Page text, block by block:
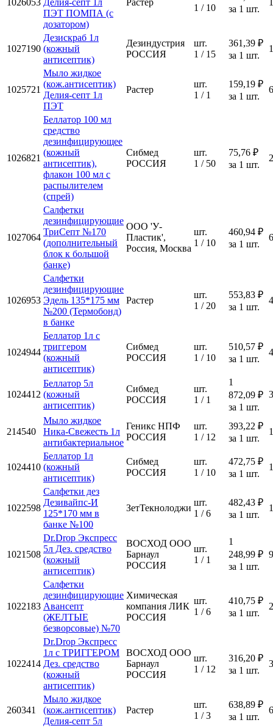
ПЭТ ПОМПА (с
дозатором)
1 / 10
за 1 шт.
1027190
Дезискраб 1л
(кожный
антисептик)
Дезиндустрия
РОССИЯ
шт.
1 / 15
361,39 ₽
за 1 шт.
1025721
Мыло жидкое
(кож.антисептик)
Делия-септ 1л
ПЭТ
Растер
шт.
1 / 1
159,19 ₽
за 1 шт.
1026821
Беллатор 100 мл
средство
дезинфицирующее
(кожный
антисептик),
флакон 100 мл с
распылителем
(спрей)
Сибмед
РОССИЯ
шт.
1 / 50
75,76 ₽
за 1 шт.
1027064
Салфетки
дезинфицирующие
ТриСепт №170
(дополнительный
блок к большой
банке)
ООО 'У-
Пластик',
Россия, Москва
шт.
1 / 10
460,94 ₽
за 1 шт.
6
1026953
Салфетки
дезинфицирующие
Эдель 135*175 мм
№200 (Термобонд)
в банке
Растер
шт.
1 / 20
553,83 ₽
за 1 шт.
4
1024944
Беллатор 1л с
триггером
(кожный
антисептик)
Сибмед
РОССИЯ
шт.
1 / 10
510,57 ₽
за 1 шт.
1024412
Беллатор 5л
(кожный
антисептик)
Сибмед
РОССИЯ
шт.
1 / 1
1
872,09 ₽
за 1 шт.
214540
Мыло жидкое
Ника-Свежесть 1л
антибактериальное
Геникс НПФ
РОССИЯ
шт.
1 / 12
393,22 ₽
за 1 шт.
1024410
Беллатор 1л
(кожный
антисептик)
Сибмед
РОССИЯ
шт.
1 / 10
472,75 ₽
за 1 шт.
1022598
Салфетки дез
Дезивайпс-И
125*170 мм в
банке №100
ЗетТекнолоджи
шт.
1 / 6
482,43 ₽
за 1 шт.
1021508
Dr.Drop Экспресс
5л Дез. средство
(кожный
антисептик)
ВОСХОД ООО
Барнаул
РОССИЯ
шт.
1 / 1
1
248,99 ₽
за 1 шт.
9
1022183
Салфетки
дезинфицирующие
Авансепт
(ЖЕЛТЫЕ
безворсовые) №70
Химическая
компания ЛИК
РОССИЯ
шт.
1 / 6
410,75 ₽
за 1 шт.
1022414
Dr.Drop Экспресс
1л с ТРИГГЕРОМ
Дез. средство
(кожный
антисептик)
ВОСХОД ООО
Барнаул
РОССИЯ
шт.
1 / 12
316,20 ₽
за 1 шт.
260341
Мыло жидкое
(кож.антисептик)
Делия-септ 5л
Растер
шт.
1 / 3
638,89 ₽
за 1 шт.